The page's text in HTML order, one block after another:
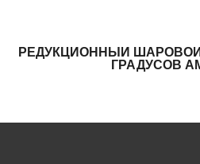
РЕДУКЦИОННЫЙ
ГРАДУСОВ